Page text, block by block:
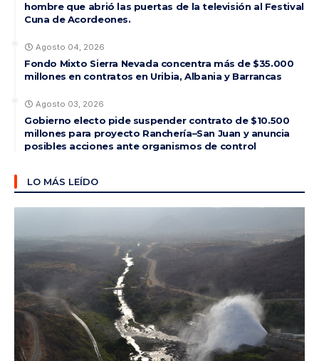
hombre que abrió las puertas de la televisión al Festival
Cuna de Acordeones.
Agosto 04, 2026
Fondo Mixto Sierra Nevada concentra más de $35.000
millones en contratos en Uribia, Albania y Barrancas
Agosto 03, 2026
Gobierno electo pide suspender contrato de $10.500
millones para proyecto Ranchería–San Juan y anuncia
posibles acciones ante organismos de control
LO MÁS LEÍDO